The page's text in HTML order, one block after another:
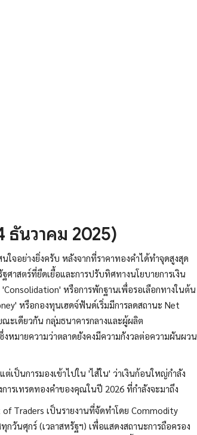
ธันวาคม 2025)
จอย่างยิ่งครับ หลังจากที่ราคาทองคำได้ทำจุดสูงสุด
าสตร์ที่ยืดเยื้อและการปรับทิศทางนโยบายการเงิน
หรือการพักฐานเพื่อรอเลือกทางในต้น
หรือกองทุนเฮดจ์ฟันด์เริ่มมีการลดสถานะ Net
ะเดียวกัน กลุ่มธนาคารกลางและผู้ผลิต
หมายความว่าตลาดยังคงมีความกังวลต่อความผันผวน
เป็นการมองเข้าไปใน 'ไส้ใน' ว่าเงินก้อนใหญ่กำลัง
รเทรดทองคำของคุณในปี 2026 ที่กำลังจะมาถึง
Traders เป็นรายงานที่จัดทำโดย Commodity
วันศุกร์ (เวลาสหรัฐฯ) เพื่อแสดงสถานะการถือครอง